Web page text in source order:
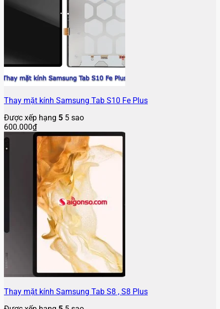
Thay mặt kính Samsung Tab S10 Fe Plus
Được xếp hạng 5 5 sao
600.000₫
Thay mặt kính Samsung Tab S8 , S8 Plus